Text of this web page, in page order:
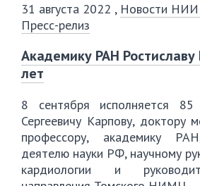
31 августа 2022 , Новости НИИ
Пресс-релиз
Академику РАН
лет
8 сентября исполняется 85
Сергеевичу Карпову, доктору
профессору, академику
деятелю науки РФ, научному
кардиологии и